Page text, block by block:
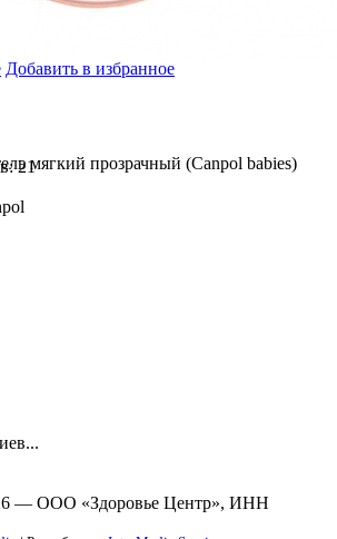
Добавить в избранное
мягкий прозрачный (Canpol babies)
21
— ООО «Здоровье Центр», ИНН